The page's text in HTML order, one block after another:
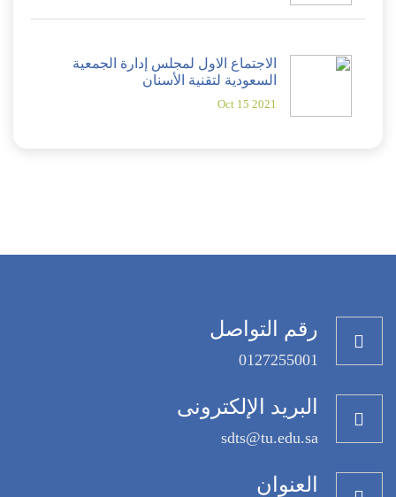
الاجتماع الاول لمجلس إدارة الجمعية
السعودية لتقنية الأسنان
2021 Oct 15
رقم التواصل
0127255001
البريد الإلكترونى
sdts@tu.edu.sa
العنوان